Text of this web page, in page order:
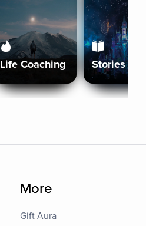
Life Coaching Stories
More
Gift Aura